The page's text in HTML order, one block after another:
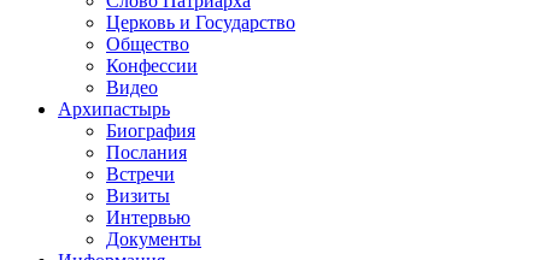
Церковь и Государство
Общество
Конфессии
Видео
Архипастырь
Биография
Послания
Встречи
Визиты
Интервью
Документы